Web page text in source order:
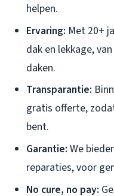
helpen.
Ervaring: Met 20+
dak en lekkage,
daken.
Transparantie:
gratis offerte,
bent.
Garantie: We
reparaties, voor
No cure, no pay: